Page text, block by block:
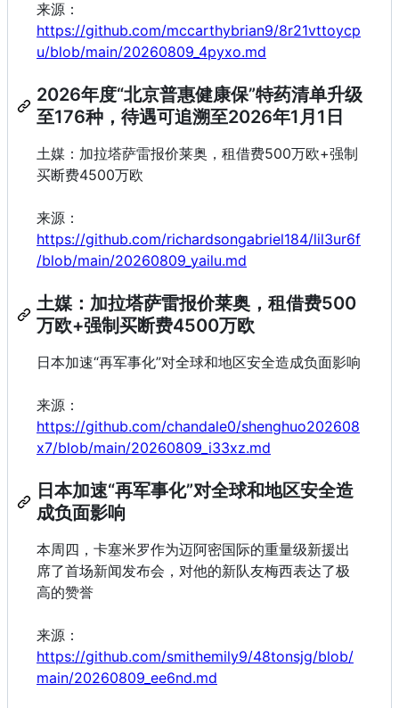
来源：
https://github.com/mccarthybrian9/8r21vttoycp
u/blob/main/20260809_4pyxo.md
2026年度“北京普惠健康保”特药清单升级
至176种，待遇可追溯至2026年1月1日
土媒：加拉塔萨雷报价莱奥，租借费500万欧+强制
买断费4500万欧
来源：
https://github.com/richardsongabriel184/lil3ur6f
/blob/main/20260809_yailu.md
土媒：加拉塔萨雷报价莱奥，租借费500
万欧+强制买断费4500万欧
日本加速“再军事化”对全球和地区安全造成负面影响
来源：
https://github.com/chandale0/shenghuo202608
x7/blob/main/20260809_i33xz.md
日本加速“再军事化”对全球和地区安全造
成负面影响
本周四，卡塞米罗作为迈阿密国际的重量级新援出
席了首场新闻发布会，对他的新队友梅西表达了极
高的赞誉
来源：
https://github.com/smithemily9/48tonsjg/blob/
main/20260809_ee6nd.md